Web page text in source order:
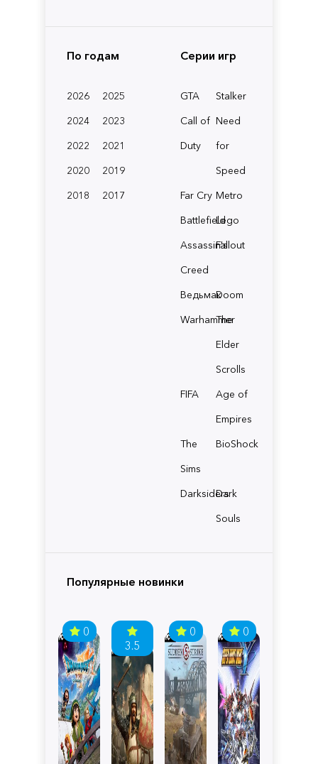
По годам
2026
2025
2024
2023
2022
2021
2020
2019
2018
2017
Серии игр
GTA
Stalker
Call of
Duty
Need
for
Speed
Far Cry Metro
BattlefieldLego
Assassin's
Creed
Fallout
ВедьмакDoom
Warhammer
The
Elder
Scrolls
FIFA
Age of
Empires
The
Sims
BioShock
Darksiders
Dark
Souls
Популярные новинки
0
3.5
0 0